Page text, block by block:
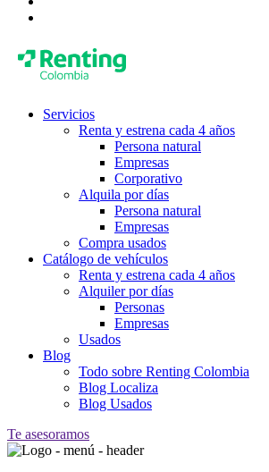
Servicios
Renta y estrena cada 4 años
Persona natural
Empresas
Corporativo
Alquila por días
Persona natural
Empresas
Compra usados
Catálogo de vehículos
Renta y estrena cada 4 años
Alquiler por días
Personas
Empresas
Usados
Blog
Todo sobre Renting Colombia
Blog Localiza
Blog Usados
Te asesoramos